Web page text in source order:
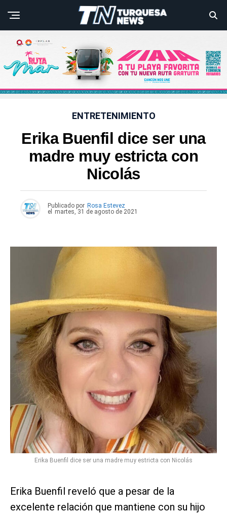
ENTRETENIMIENTO
Erika Buenfil dice ser una
madre muy estricta con
Nicolás
Publicado por Rosa Estevez
el
martes, 31 de agosto de 2021
Erika Buenfil dice ser una madre muy estricta con Nicolás
Erika Buenfil reveló que a pesar de la
excelente relación que mantiene con su hijo